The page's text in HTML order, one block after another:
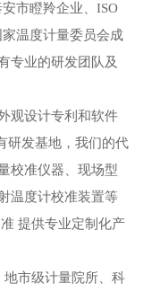
市瞪羚企业、ISO
温度计量委员会成
专业的研发团队及
观设计专利和软件
研发基地，我们的代
校准仪器、现场型
温度计校准装置等
提供专业定制化产
地市级计量院所、科